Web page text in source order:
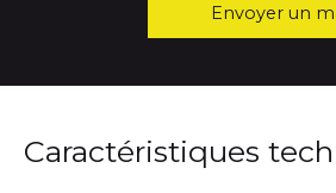
Envoyer un
Caractéristiques